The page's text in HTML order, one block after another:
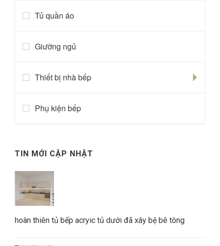
Tủ quần áo
Giường ngủ
Thiết bị nhà bếp
Phụ kiện bếp
TIN MỚI CẬP NHẬT
hoàn thiên tủ bếp acryic tủ dưới đã xây bệ bê tông